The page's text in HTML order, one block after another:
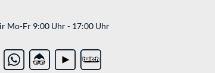
Mo-Fr 9:00 Uhr - 17:00 Uhr